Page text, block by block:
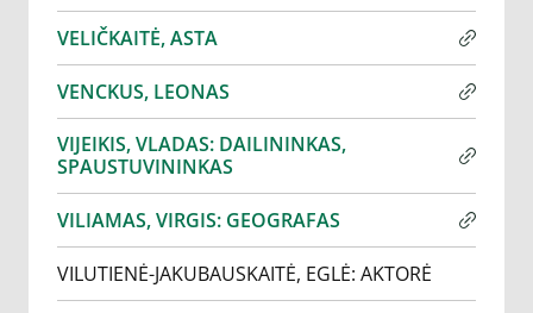
VELIČKAITĖ, ASTA
VENCKUS, LEONAS
VIJEIKIS, VLADAS: DAILININKAS,
SPAUSTUVININKAS
VILIAMAS, VIRGIS: GEOGRAFAS
VILUTIENĖ-JAKUBAUSKAITĖ, EGLĖ: AKTORĖ